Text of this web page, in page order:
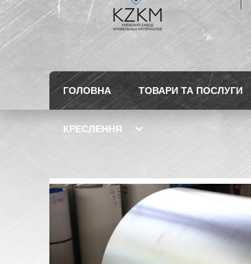
ГОЛОВНА ТОВАРИ ТА ПОСЛУГИ
КРЕСЛЕННЯ